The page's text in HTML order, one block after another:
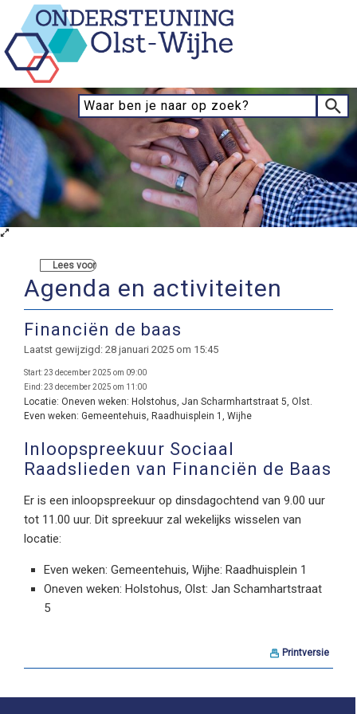
Lees voor
Agenda en activiteiten
Financiën de baas
Laatst gewijzigd: 28 januari 2025 om 15:45
Start:23 december 2025 om 09:00
Eind:23 december 2025 om 11:00
Locatie: Oneven weken: Holstohus, Jan Scharmhartstraat 5, Olst.
Even weken: Gemeentehuis, Raadhuisplein 1, Wijhe
Inloopspreekuur Sociaal
Raadslieden van Financiën de Baas
Er is een inloopspreekuur op dinsdagochtend van 9.00 uur
tot 11.00 uur. Dit spreekuur zal wekelijks wisselen van
locatie:
Even weken: Gemeentehuis, Wijhe: Raadhuisplein 1
Oneven weken: Holstohus, Olst: Jan Schamhartstraat
5
Printversie